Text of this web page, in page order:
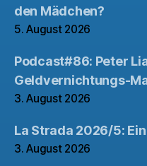
den Mädchen?
5. August 2026
Podcast#86: Peter
Geldvernichtungs-
3. August 2026
La Strada 2026/5:
3. August 2026